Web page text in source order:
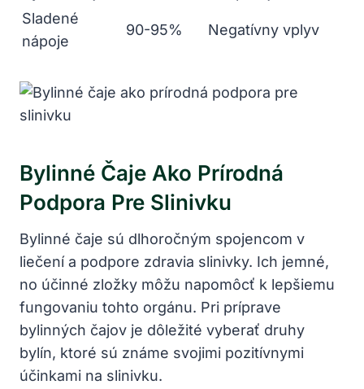
Sladené
nápoje
90-95% Negatívny​ vplyv
Bylinné Čaje ⁢ako Prírodná
Podpora Pre‌ Slinivku
Bylinné čaje sú dlhoročným spojencom v
liečení a podpore​ zdravia slinivky. Ich jemné,
no účinné zložky ‍môžu napomôcť k lepšiemu
fungovaniu tohto orgánu. Pri príprave
bylinných čajov je‌ dôležité​ vyberať druhy
bylín,⁤ ktoré ⁢sú⁤ známe svojimi ⁣pozitívnymi
účinkami ⁢na slinivku.